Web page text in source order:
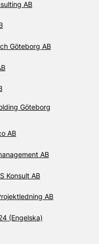
AB
Göteborg AB
Göteborg
AB
AB
Konsult AB
AB
(Engelska)